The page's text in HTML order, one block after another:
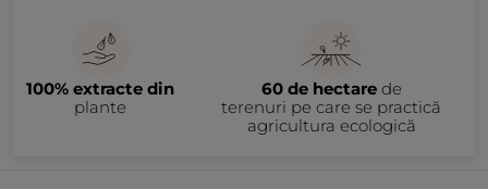
100% extracte din
plante
60 de hectarede
terenuri pe care se practică
agricultura ecologică